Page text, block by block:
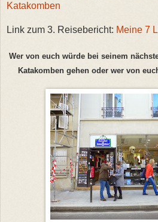
Katakomben
Link zum 3. Reisebericht: Meine 7
Wer von euch würde bei seinem
Katakomben gehen oder wer von